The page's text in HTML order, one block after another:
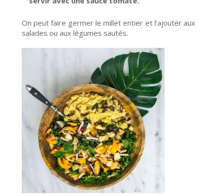
On peut faire germer le millet entier et l’ajouter aux
salades ou aux légumes sautés.